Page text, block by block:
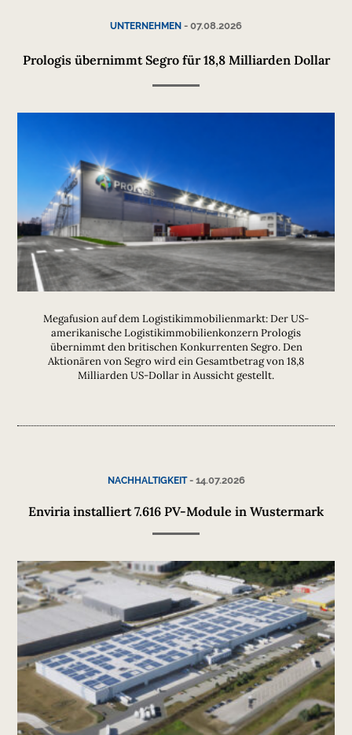
UNTERNEHMEN - 07.08.2026
Prologis übernimmt Segro für 18,8 Milliarden Dollar
Megafusion auf dem Logistikimmobilienmarkt: Der US-
amerikanische Logistikimmobilienkonzern Prologis
übernimmt den britischen Konkurrenten Segro. Den
Aktionären von Segro wird ein Gesamtbetrag von 18,8
Milliarden US-Dollar in Aussicht gestellt.
NACHHALTIGKEIT- 14.07.2026
Enviria installiert 7.616 PV-Module in Wustermark